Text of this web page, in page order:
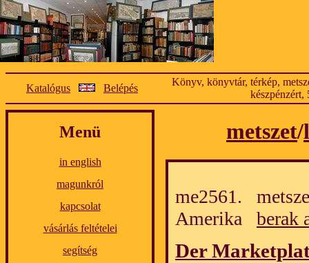
Katalógus Belépés
Könyv, könyvtár, térkép,
készpénzért,
Menü
in english
magunkról
kapcsolat
vásárlás feltételei
segítség
metszet/
me2561.
Amerika berak
Der